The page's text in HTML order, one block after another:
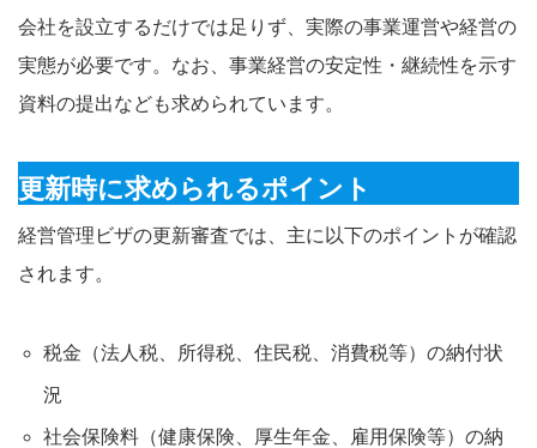
会社を設立するだけでは足りず、実際の事業運営や経営の
実態が必要です。なお、事業経営の安定性・継続性を示す
資料の提出なども求められています。
更新時に求められるポイント
経営管理ビザの更新審査では、主に以下のポイントが確認
されます。
税金（法人税、所得税、住民税、消費税等）の納付状
況
社会保険料（健康保険、厚生年金、雇用保険等）の納